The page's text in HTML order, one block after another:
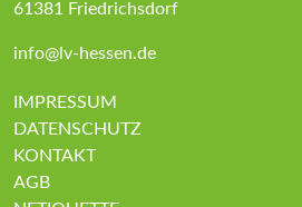
61381 Friedrichsdorf
info@lv-hessen.de
IMPRESSUM
DATENSCHUTZ
KONTAKT
AGB